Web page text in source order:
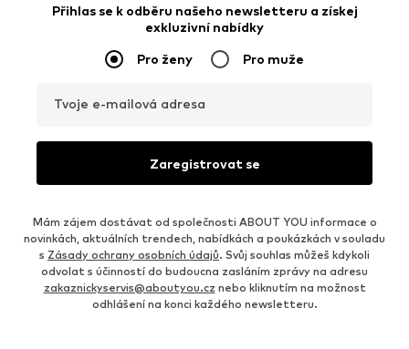
Přihlas se k odběru našeho newsletteru a získej
exkluzivní nabídky
Pro ženy Pro muže
Tvoje e-mailová adresa
Zaregistrovat se
Mám zájem dostávat od společnosti ABOUT YOU informace o
novinkách, aktuálních trendech, nabídkách a poukázkách v souladu
s Zásady ochrany osobních údajů. Svůj souhlas můžeš kdykoli
odvolat s účinností do budoucna zasláním zprávy na adresu
zakaznickyservis@aboutyou.cz nebo kliknutím na možnost
odhlášení na konci každého newsletteru.